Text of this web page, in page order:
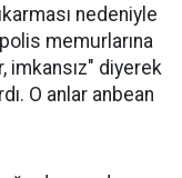
nedeniyle
memurlarına
imkansız" diyerek
O anlar anbean